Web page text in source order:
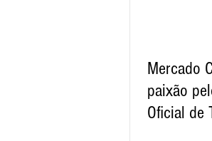
Mercado
paixão
Oficial de